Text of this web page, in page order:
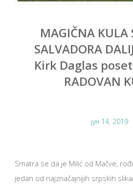
MAGIČNA KULA
SALVADORA
Kirk Daglas
RADOVAN
јун 14, 2019
Smatra se da je Milić od Mačve,
jedan od najznačajnijih srpskih